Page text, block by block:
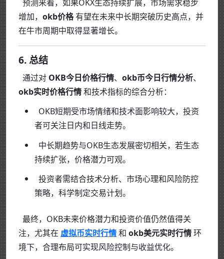
预测来看，如果OKX生态持续扩展，市场需求稳步
增加， okb价格有望在未来中长期突破历史高点，并
在牛市周期中取得显著增长。
6. 总结
通过对 OKB今日价格行情、 okb币今日行情分析、
okb实时价格行情和技术指标的综合分析：
OKB短期受市场情绪和技术面影响较大，投资
者可关注日内和日线走势。
中长期趋势与OKB生态发展密切相关，若生态
持续扩张，价格潜力可观。
投资者需结合技术分析、市场心理和风险防控
策略，科学制定交易计划。
最终，OKB未来价格潜力和投资价值仍然值得关
注，尤其在 虚拟币实时行情和 okb美元实时行情环
境下，合理布局可实现风险控制与收益优化。